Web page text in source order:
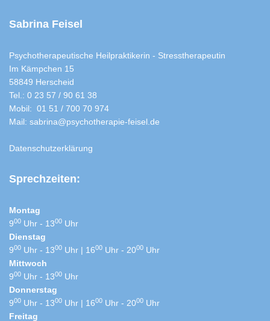
Sabrina Feisel
Psychotherapeutische Heilpraktikerin - Stresstherapeutin
Im Kämpchen 15
58849 Herscheid
Tel.: 0 23 57 / 90 61 38
Mobil: 01 51 / 700 70 974
Mail: sabrina@psychotherapie-feisel.de
Datenschutzerklärung
Sprechzeiten:
Montag
900 Uhr - 1300 Uhr
Dienstag
900 Uhr - 1300 Uhr | 1600 Uhr - 2000 Uhr
Mittwoch
900 Uhr - 1300 Uhr
Donnerstag
900 Uhr - 1300 Uhr | 1600 Uhr - 2000 Uhr
Freitag